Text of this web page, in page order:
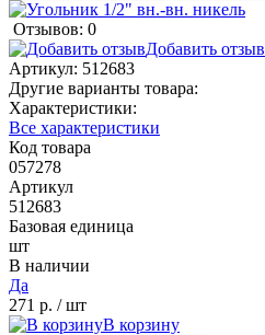
Отзывов: 0
Добавить отзыв
Артикул: 512683
Другие варианты товара:
Характеристики:
Все характеристики
Код товара
057278
Артикул
512683
Базовая единица
шт
В наличии
Да
271 р. / шт
В корзину